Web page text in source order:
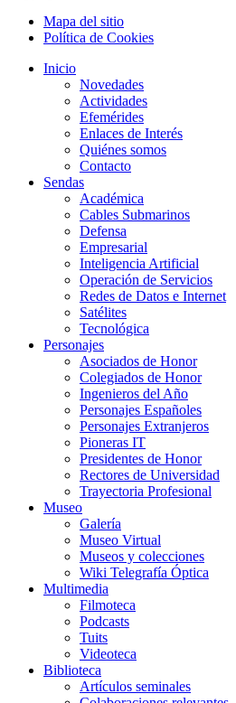
Mapa del sitio
Política de Cookies
Inicio
Novedades
Actividades
Efemérides
Enlaces de Interés
Quiénes somos
Contacto
Sendas
Académica
Cables Submarinos
Defensa
Empresarial
Inteligencia Artificial
Operación de Servicios
Redes de Datos e Internet
Satélites
Tecnológica
Personajes
Asociados de Honor
Colegiados de Honor
Ingenieros del Año
Personajes Españoles
Personajes Extranjeros
Pioneras IT
Presidentes de Honor
Rectores de Universidad
Trayectoria Profesional
Museo
Galería
Museo Virtual
Museos y colecciones
Wiki Telegrafía Óptica
Multimedia
Filmoteca
Podcasts
Tuits
Videoteca
Biblioteca
Artículos seminales